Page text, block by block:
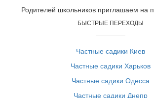
Родителей школьников приглашаем на
БЫСТРЫЕ ПЕРЕХОДЫ
Частные садики Киев
Частные садики Харьков
Частные садики Одесса
Частные садики Днепр